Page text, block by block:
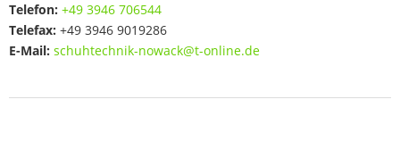
Telefon: +49 3946 706544
Telefax: +49 3946 9019286
E-Mail: schuhtechnik-nowack@t-online.de